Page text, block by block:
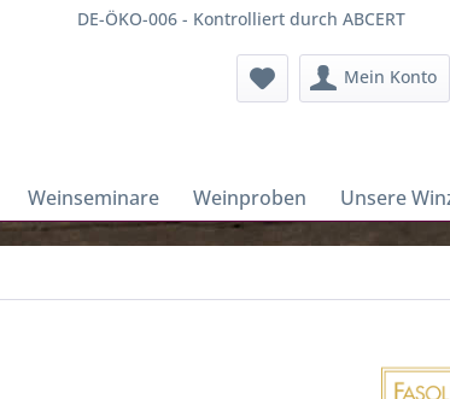
DE-ÖKO-006 - Kontrolliert durch ABCERT
Mein Konto
Weinseminare Weinproben Unsere